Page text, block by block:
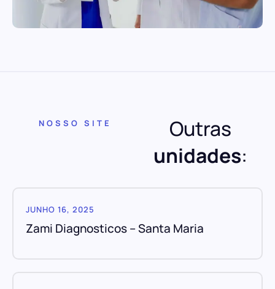
NOSSO SITE
Outras
unidades:
JUNHO 16, 2025
Zami Diagnosticos – Santa Maria